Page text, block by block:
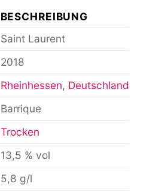
BESCHREIBUNG
Saint Laurent
2018
Rheinhessen, Deutschland
Barrique
Trocken
13,5 % vol
5,8 g/l